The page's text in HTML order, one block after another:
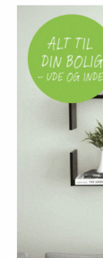
SONGMICS
Bærbar pc bord til
justerbar
foldeben i højden,